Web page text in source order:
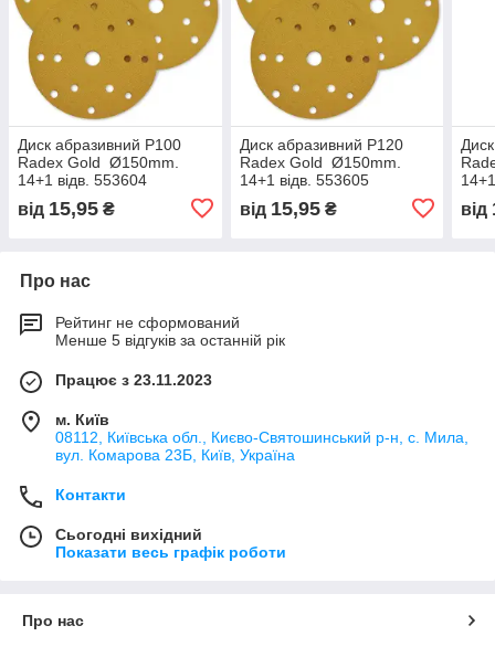
Диск абразивний Р100
Radex Gold Ø150mm.
14+1 відв. 553604
від 15,95 ₴
Диск абразивний Р120
Radex Gold Ø150mm.
14+1 відв. 553605
від 15,95₴ від
Про нас
Рейтинг не сформований
Менше 5 відгуків за останній рік
Працює з 23.11.2023
м. Київ
08112, Київська обл., Києво-Святошинський р-н, с. Мила,
вул. Комарова 23Б, Київ, Україна
Контакти
Сьогодні вихідний
Показати весь графік роботи
Про нас